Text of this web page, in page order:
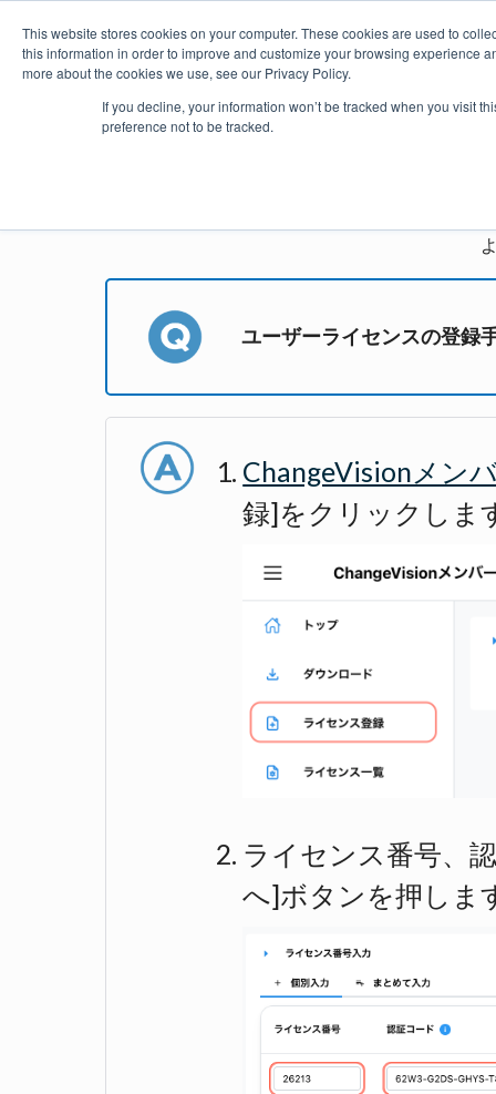
This website stores cookies on your computer. These cookies are used to
this information in order to improve and customize your browsing experience
more about the cookies we use, see our Privacy Policy.
If you decline, your information won’t be tracked when you visit
preference not to be tracked.
ユーザーライセンスの登録
ChangeVisionメン
録]をクリックしま
ライセンス番号、
へ]ボタンを押しま